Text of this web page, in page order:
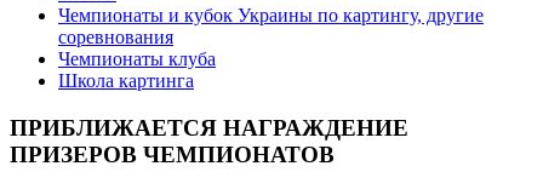
Чемпионаты и кубок Украины по картингу, другие
соревнования
Чемпионаты клуба
Школа картинга
ПРИБЛИЖАЕТСЯ НАГРАЖДЕНИЕ
ПРИЗЕРОВ ЧЕМПИОНАТОВ